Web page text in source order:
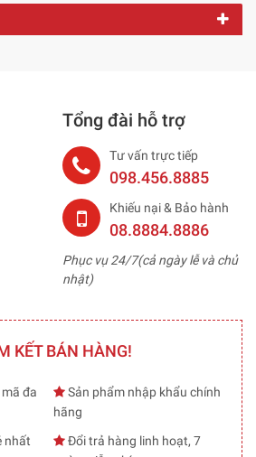
Tổng đài hỗ trợ
Tư vấn trực tiếp
098.456.8885
Khiếu nại & Bảo hành
08.8884.8886
Phục vụ 24/7(cả ngày lễ và chủ
nhật)
KẾT BÁN HÀNG!
đa
Sản phẩm nhập khẩu chính
hãng
nhất
Đổi trả hàng linh hoạt, 7